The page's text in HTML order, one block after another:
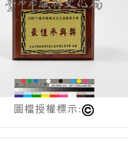
圖檔授權標示: